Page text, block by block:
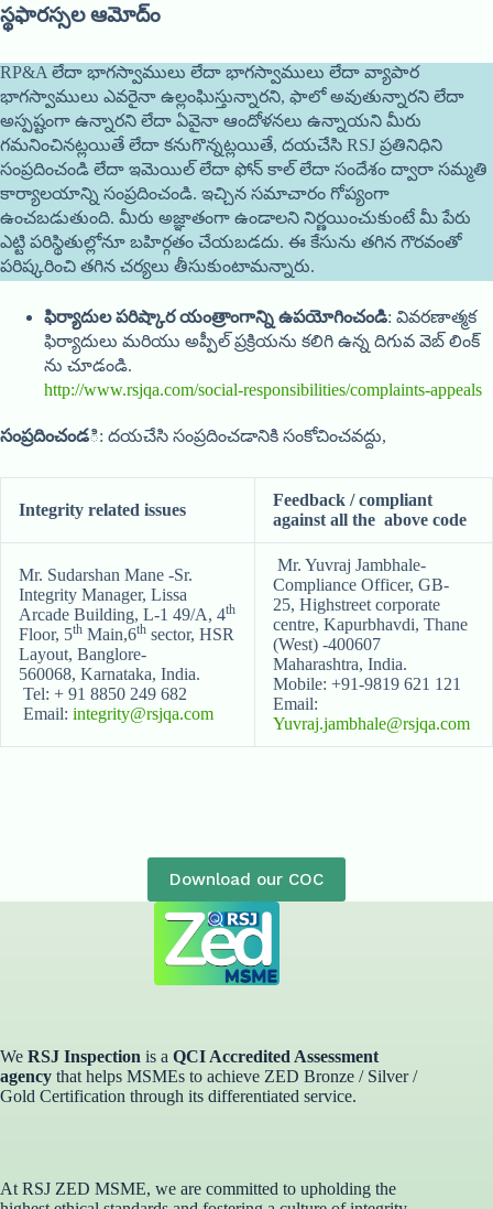
స్థఫారస్సల ఆమోద్ం
RP&A లేదా భాగస్వాములు లేదా భాగస్వాములు లేదా వ్యాపార
భాగస్వాములు ఎవరైనా ఉల్లంఘిస్తున్నారని, ఫాలో అవుతున్నారని లేదా
అస్పష్టంగా ఉన్నారని లేదా ఏవైనా ఆందోళనలు ఉన్నాయని మీరు
గమనించినట్లయితే లేదా కనుగొన్నట్లయితే, దయచేసి RSJ ప్రతినిధిని
సంప్రదించండి లేదా ఇమెయిల్ లేదా ఫోన్ కాల్ లేదా సందేశం ద్వారా సమ్మతి
కార్యాలయాన్ని సంప్రదించండి. ఇచ్చిన సమాచారం గోప్యంగా
ఉంచబడుతుంది. మీరు అజ్ఞాతంగా ఉండాలని నిర్ణయించుకుంటే మీ పేరు
ఎట్టి పరిస్థితుల్లోనూ బహిర్గతం చేయబడదు. ఈ కేసును తగిన గౌరవంతో
పరిష్కరించి తగిన చర్యలు తీసుకుంటామన్నారు.
ఫిర్యాదుల పరిష్కార యంత్రాంగాన్ని ఉపయోగించండి: వివరణాత్మక
ఫిర్యాదులు మరియు అప్పీల్ ప్రక్రియను కలిగి ఉన్న దిగువ వెబ్ లింక్
ను చూడండి.
http://www.rsjqa.com/social-responsibilities/complaints-appeals
సంప్రదించండి: దయచేసి సంప్రదించడానికి సంకోచించవద్దు,
Integrity related issues
Feedback / compliant
against all the above code
Mr. Sudarshan Mane -Sr.
Integrity Manager, Lissa
Arcade Building, L-1 49/A, 4th
Floor, 5th Main,6th sector, HSR
Layout, Banglore-
560068, Karnataka, India.
Tel: + 91 8850 249 682
Email: integrity@rsjqa.com
Mr. Yuvraj Jambhale-
Compliance Officer, GB-
25, Highstreet corporate
centre, Kapurbhavdi, Thane
(West) -400607
Maharashtra, India.
Mobile: +91-9819 621 121
Email:
Yuvraj.jambhale@rsjqa.com
Download our COC
We RSJ Inspection is a QCI Accredited Assessment
agency that helps MSMEs to achieve ZED Bronze / Silver /
Gold Certification through its differentiated service. ​
At RSJ ZED MSME, we are committed to upholding the